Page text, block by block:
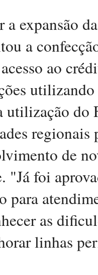
expansão
a
ao
utilização
de
"Já foi
para
as
linhas